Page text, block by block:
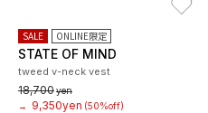
SALE ONLINE限定
STATE OF MIND
tweed v-neck vest
18,700yen
→
9,350yen (50%off)